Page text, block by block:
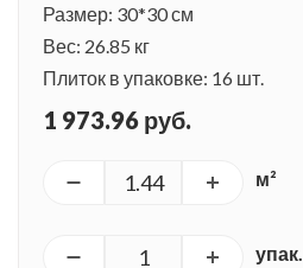
Размер: 30*30 см
Вес: 26.85 кг
Плиток в упаковке: 16 шт.
1 973.96 руб.
м²
упак.